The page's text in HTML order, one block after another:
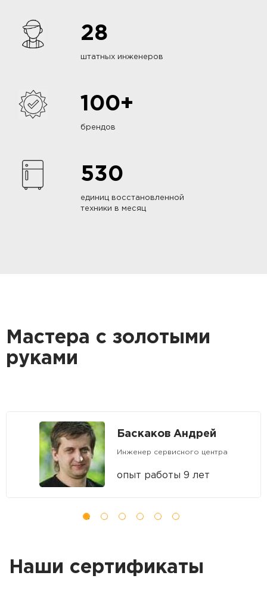
28
штатных инженеров
100+
брендов
530
единиц восстановленной
техники в месяц
Мастера с золотыми
руками
Баскаков Андрей
Инженер сервисного центра
опыт работы 9 лет
Наши сертификаты